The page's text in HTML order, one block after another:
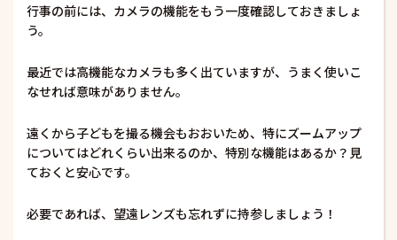
行事の前には、カメラの機能をもう一度確認しておきましょ
う。
最近では高機能なカメラも多く出ていますが、うまく使いこ
なせれば意味がありません。
遠くから子どもを撮る機会もおおいため、特にズームアップ
についてはどれくらい出来るのか、特別な機能はあるか？見
ておくと安心です。
必要であれば、望遠レンズも忘れずに持参しましょう！